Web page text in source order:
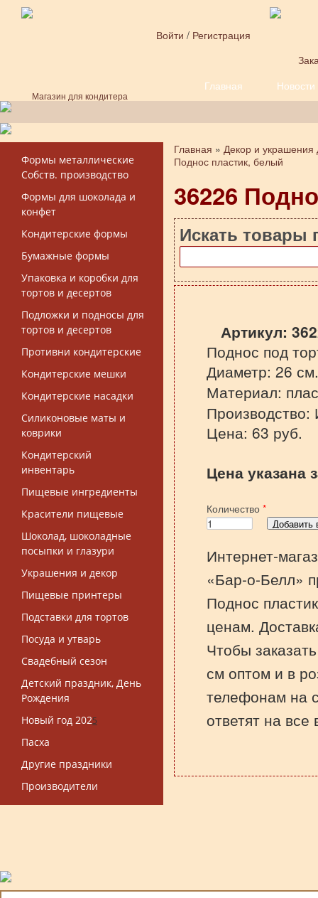
Перейти к основному содержанию
Магазин для кондитера
Войти / Регистрация
Главная
Новости
Форма поиска
Формы металлические
Собств. производство
Формы для шоколада и
конфет
Кондитерские формы
Бумажные формы
Упаковка и коробки для
тортов и десертов
Подложки и подносы для
тортов и десертов
Противни кондитерские
Кондитерские мешки
Кондитерские насадки
Силиконовые маты и
коврики
Кондитерский
инвентарь
Пищевые ингредиенты
Красители пищевые
Шоколад, шоколадные
посыпки и глазури
Украшения и декор
Пищевые принтеры
Подставки для тортов
Посуда и утварь
Свадебный сезон
Детский праздник, День
Рождения
Новый год 2025
Пасха
Другие праздники
Производители
Вы здесь
Главная » Декор и украшения
Поднос пластик, белый
36226
Искать товары
Артикул:
Поднос под
Диаметр: 26 см.
Материал:
Производство:
Цена: 63 руб.
Цена указана
Количество *
Интернет-
«Бар-о-Белл»
Поднос
ценам.
Чтобы
см оптом и в
телефонам на
ответят на все